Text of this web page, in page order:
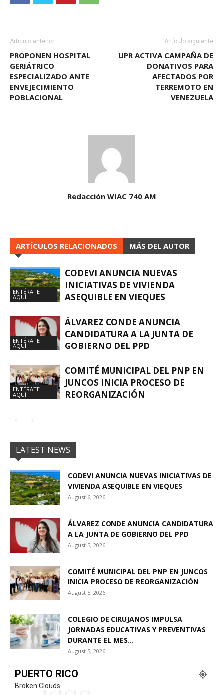
Artículo anterior
PROPONEN HOSPITAL
GERIÁTRICO
ESPECIALIZADO ANTE
ENVEJECIMIENTO
POBLACIONAL
Artículo siguiente
UPR ACTIVA CAMPAÑA DE
DONATIVOS PARA
AFECTADOS POR
TERREMOTO EN
VENEZUELA
Redacción WIAC 740 AM
ARTÍCULOS RELACIONADOS MÁS DEL AUTOR
ENTÉRATE
AQUÍ
CODEVI ANUNCIA NUEVAS
INICIATIVAS DE VIVIENDA
ASEQUIBLE EN VIEQUES
ENTÉRATE
AQUÍ
ÁLVAREZ CONDE ANUNCIA
CANDIDATURA A LA JUNTA DE
GOBIERNO DEL PPD
ENTÉRATE
AQUÍ
COMITÉ MUNICIPAL DEL PNP EN
JUNCOS INICIA PROCESO DE
REORGANIZACIÓN
LATEST NEWS
CODEVI ANUNCIA NUEVAS INICIATIVAS DE
VIVIENDA ASEQUIBLE EN VIEQUES
August 6, 2026
ÁLVAREZ CONDE ANUNCIA CANDIDATURA
A LA JUNTA DE GOBIERNO DEL PPD
August 5, 2026
COMITÉ MUNICIPAL DEL PNP EN JUNCOS
INICIA PROCESO DE REORGANIZACIÓN
August 5, 2026
COLEGIO DE CIRUJANOS IMPULSA
JORNADAS EDUCATIVAS Y PREVENTIVAS
DURANTE EL MES...
August 5, 2026
PUERTO RICO
Broken Clouds